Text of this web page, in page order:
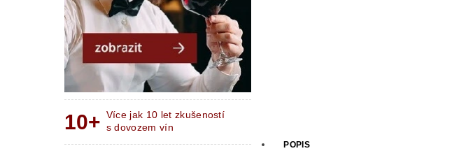
Více jak 10 let zkušeností
s dovozem vín
POPIS